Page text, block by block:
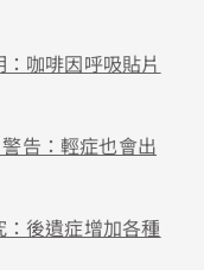
咖啡因呼吸貼片
告：輕症也會出
後遺症增加各種